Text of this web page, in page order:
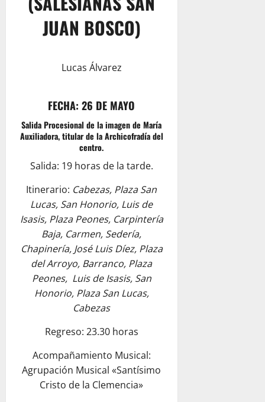
JUAN BOSCO)
Lucas Álvarez
FECHA: 26 DE MAYO
Salida Procesional de la imagen de María
Auxiliadora, titular de la Archicofradía del
centro.
Salida: 19 horas de la tarde.
Itinerario: Cabezas, Plaza San
Lucas, San Honorio, Luis de
Isasis, Plaza Peones, Carpintería
Baja, Carmen, Sedería,
Chapinería, José Luis Díez, Plaza
del Arroyo, Barranco, Plaza
Peones, Luis de Isasis, San
Honorio, Plaza San Lucas,
Cabezas
Regreso: 23.30 horas
Acompañamiento Musical:
Agrupación Musical «Santísimo
Cristo de la Clemencia»